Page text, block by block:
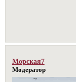
Морская7
Модератор